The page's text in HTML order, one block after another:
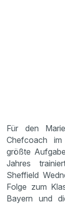
Für den
Chefcoach
größte
Jahres
Sheffield
Folge zum
Bayern und